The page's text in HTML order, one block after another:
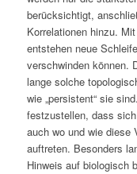
berücksichtigt,
Korrelationen hinzu.
entstehen neue
verschwinden können.
lange solche
wie „persistent“ sie
festzustellen, dass
auch wound wiediese
auftreten. Besonders
Hinweis auf biologisch